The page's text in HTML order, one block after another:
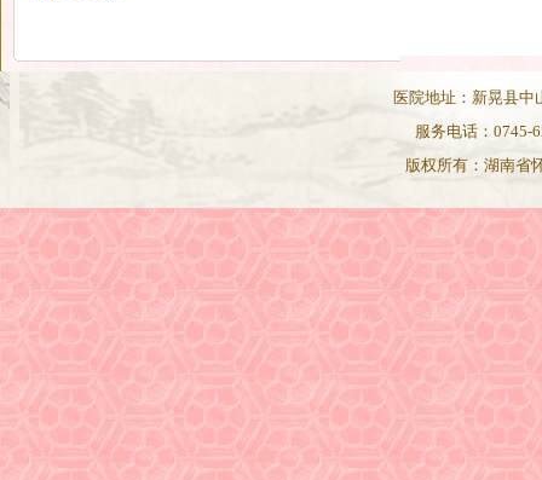
医院地址：新晃县中
服务电话：0745-
版权所有：湖南省